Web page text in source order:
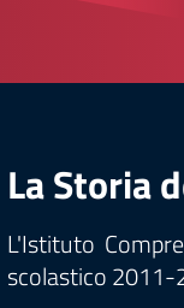
La Storia
L'Istituto
scolastico 2011-